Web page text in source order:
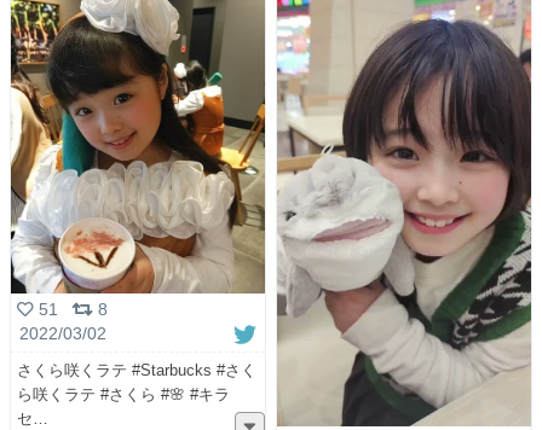
51
8
2022/03/02
さくら咲くラテ #Starbucks #さく
ら咲くラテ #さくら #🌸 #キラ
セ